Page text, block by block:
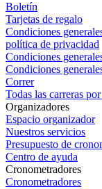
Boletín
Tarjetas de regalo
Condiciones
política de privacidad
Condiciones
Condiciones
Correr
Todas las carreras
Organizadores
Espacio organizador
Nuestros servicios
Presupuesto de
Centro de ayuda
Cronometradores
Cronometradores